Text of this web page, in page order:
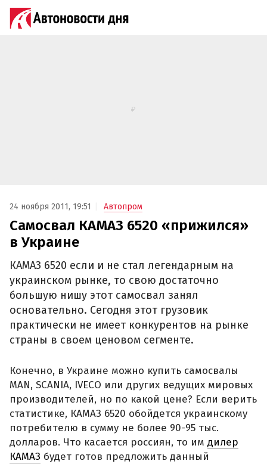
24 ноября 2011, 19:51 Автопром
Самосвал КАМАЗ 6520 «прижился»
в Украине
КАМАЗ 6520 если и не стал легендарным на
украинском рынке, то свою достаточно
большую нишу этот самосвал занял
основательно. Сегодня этот грузовик
практически не имеет конкурентов на рынке
страны в своем ценовом сегменте.
Конечно, в Украине можно купить самосвалы
MAN, SCANIA, IVECO или других ведущих мировых
производителей, но по какой цене? Если верить
статистике, КАМАЗ 6520 обойдется украинскому
потребителю в сумму не более 90-95 тыс.
долларов. Что касается россиян, то им дилер
КАМАЗ будет готов предложить данный